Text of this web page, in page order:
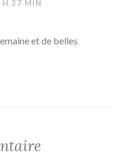
37 MIN
et de belles